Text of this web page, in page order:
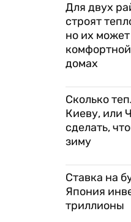
Для двух
строят
но их может
домах
Сколько
Киеву, или
сделать,
зиму
Ставка на
Япония
триллионы